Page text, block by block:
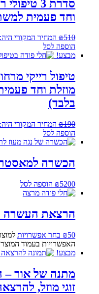
סדרת 3
וחד פעמית
₪510 המחיר המקורי היה: ₪510.
הוספה לסל
מבצע!
טיפול רייקי
מוזלת וחד
בלבד)
₪190 המחיר המקורי היה: ₪190.
הוספה לסל
הכשרה למאסטר
₪5200 הוספה לסל
הרצאת העשרה
₪50 בחר אפשרויות
האפשרויות בעמוד המוצר
מבצע!
מתנה של אור
זוגי מוזל,